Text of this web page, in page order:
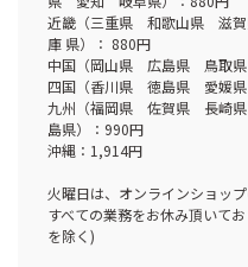
近畿（三重県 和歌山県
庫 県）： 880円
中国（岡山県 広島県 鳥取
四国（香川県 徳島県 愛媛
九州（福岡県 佐賀県 長
島県）：990円
沖縄：1,914円
火曜日は、オンラインショッ
すべての業務をお休み頂いて
を除く)